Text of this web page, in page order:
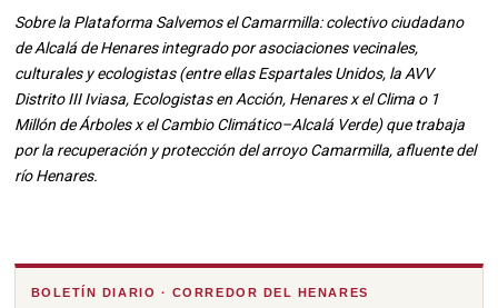
Sobre la Plataforma Salvemos el Camarmilla: colectivo ciudadano
de Alcalá de Henares integrado por asociaciones vecinales,
culturales y ecologistas (entre ellas Espartales Unidos, la AVV
Distrito III Iviasa, Ecologistas en Acción, Henares x el Clima o 1
Millón de Árboles x el Cambio Climático–Alcalá Verde) que trabaja
por la recuperación y protección del arroyo Camarmilla, afluente del
río Henares.
BOLETÍN DIARIO · CORREDOR DEL HENARES